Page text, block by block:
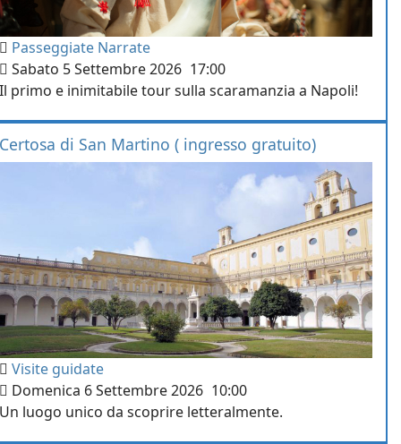
Passeggiate Narrate
Sabato 5 Settembre 2026 17:00
Il primo e inimitabile tour sulla scaramanzia a Napoli!
Certosa di San Martino ( ingresso gratuito)
Visite guidate
Domenica 6 Settembre 2026 10:00
Un luogo unico da scoprire letteralmente.